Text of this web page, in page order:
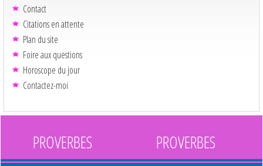
Contact
Citations en attente
Plan du site
Foire aux questions
Horoscope du jour
Contactez-moi
PROVERBES PROVERBES